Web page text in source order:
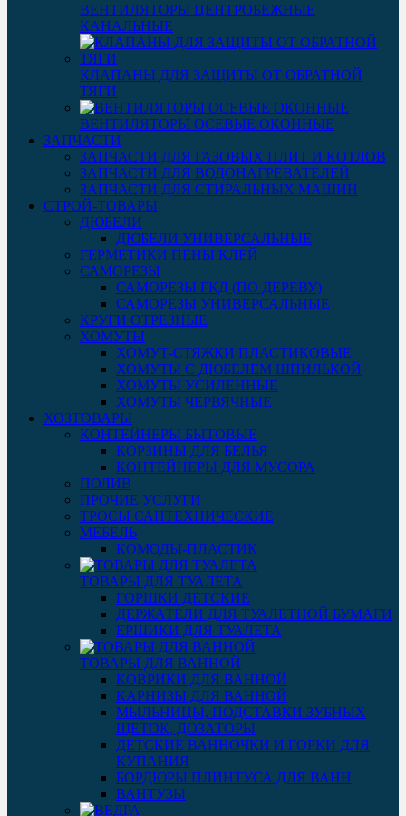
ВЕНТИЛЯТОРЫ ЦЕНТРОБЕЖНЫЕ
КАНАЛЬНЫЕ
КЛАПАНЫ ДЛЯ ЗАЩИТЫ ОТ ОБРАТНОЙ
ТЯГИ
ВЕНТИЛЯТОРЫ ОСЕВЫЕ ОКОННЫЕ
ЗАПЧАСТИ
ЗАПЧАСТИ ДЛЯ ГАЗОВЫХ ПЛИТ И КОТЛОВ
ЗАПЧАСТИ ДЛЯ ВОДОНАГРЕВАТЕЛЕЙ
ЗАПЧАСТИ ДЛЯ СТИРАЛЬНЫХ МАШИН
СТРОЙ-ТОВАРЫ
ДЮБЕЛИ
ДЮБЕЛИ УНИВЕРСАЛЬНЫЕ
ГЕРМЕТИКИ ПЕНЫ КЛЕЙ
САМОРЕЗЫ
САМОРЕЗЫ ГКД (ПО ДЕРЕВУ)
САМОРЕЗЫ УНИВЕРСАЛЬНЫЕ
КРУГИ ОТРЕЗНЫЕ
ХОМУТЫ
ХОМУТ-СТЯЖКИ ПЛАСТИКОВЫЕ
ХОМУТЫ С ДЮБЕЛЕМ ШПИЛЬКОЙ
ХОМУТЫ УСИЛЕННЫЕ
ХОМУТЫ ЧЕРВЯЧНЫЕ
ХОЗТОВАРЫ
КОНТЕЙНЕРЫ БЫТОВЫЕ
КОРЗИНЫ ДЛЯ БЕЛЬЯ
КОНТЕЙНЕРЫ ДЛЯ МУСОРА
ПОЛИВ
ПРОЧИЕ УСЛУГИ
ТРОСЫ САНТЕХНИЧЕСКИЕ
МЕБЕЛЬ
КОМОДЫ-ПЛАСТИК
ТОВАРЫ ДЛЯ ТУАЛЕТА
ГОРШКИ ДЕТСКИЕ
ДЕРЖАТЕЛИ ДЛЯ ТУАЛЕТНОЙ БУМАГИ
ЕРШИКИ ДЛЯ ТУАЛЕТА
ТОВАРЫ ДЛЯ ВАННОЙ
КОВРИКИ ДЛЯ ВАННОЙ
КАРНИЗЫ ДЛЯ ВАННОЙ
МЫЛЬНИЦЫ, ПОДСТАВКИ ЗУБНЫХ
ЩЕТОК, ДОЗАТОРЫ
ДЕТСКИЕ ВАННОЧКИ И ГОРКИ ДЛЯ
КУПАНИЯ
БОРДЮРЫ ПЛИНТУСА ДЛЯ ВАНН
ВАНТУЗЫ